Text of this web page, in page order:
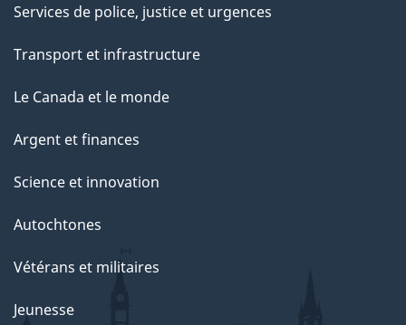
Services de police, justice et urgences
Transport et infrastructure
Le Canada et le monde
Argent et finances
Science et innovation
Autochtones
Vétérans et militaires
Jeunesse